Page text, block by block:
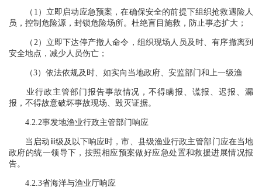
（1）立即启动应急预案，在确保安全的前提下组织抢救遇险人
员，控制危险源，封锁危险场所。杜绝盲目施救，防止事态扩大；
（2）立即下达停产撤人命令，组织现场人员及时、有序撤离到
安全地点，减少人员伤亡；
（3）依法依规及时、如实向当地政府、安监部门和上一级渔
业行政主管部门报告事故情况，不得瞒报、谎报、迟报、漏
报，不得故意破坏事故现场、毁灭证据。
4.2.2事发地渔业行政主管部门响应
当启动ⅲ级及以下响应时，市、县级渔业行政主管部门应在当地
政府的统一领导下，按照相应预案做好应急处置和救援进展情况报
告。
4.2.3省海洋与渔业厅响应